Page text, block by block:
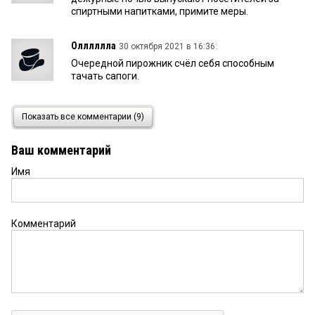
спиртными напитками, примите меры.
Олллллла 30 октября 2021 в 16:36:
Очередной пирожник счёл себя способным
тачать сапоги.
Знаю Долю давно
Серьезно? Недалекий тамада теперь руководит
Омским Цирком?
киви 29 сентября 2021 в 09:32:
руками».
Показать все комментарии (9)
Ваш комментарий
Имя
Комментарий